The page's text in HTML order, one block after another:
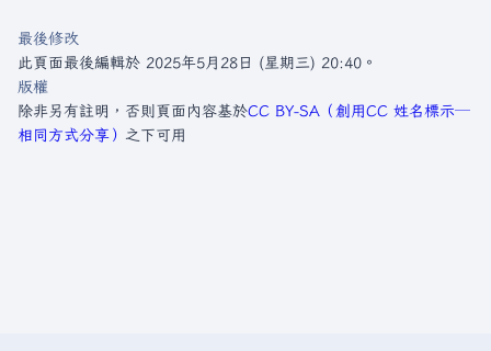
最後修改
此頁面最後編輯於 2025年5月28日 (星期三) 20:40。
版權
除非另有註明，否則頁面內容基於CC BY-SA（創用CC 姓名標示─
相同方式分享） 之下可用